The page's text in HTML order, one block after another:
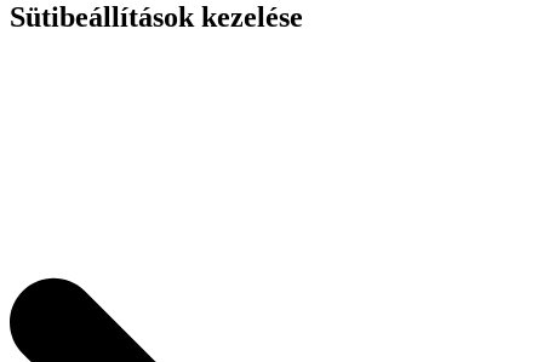
Sütibeállítások kezelése